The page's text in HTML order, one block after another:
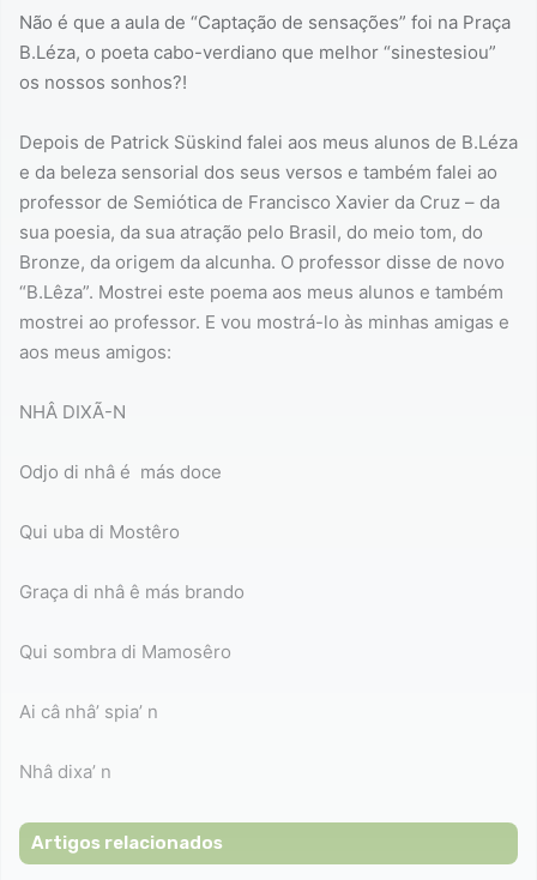
Não é que a aula de “Captação de sensações” foi na Praça
B.Léza, o poeta cabo-verdiano que melhor “sinestesiou”
os nossos sonhos?!
Depois de Patrick Süskind falei aos meus alunos de B.Léza
e da beleza sensorial dos seus versos e também falei ao
professor de Semiótica de Francisco Xavier da Cruz – da
sua poesia, da sua atração pelo Brasil, do meio tom, do
Bronze, da origem da alcunha. O professor disse de novo
“B.Lêza”. Mostrei este poema aos meus alunos e também
mostrei ao professor. E vou mostrá-lo às minhas amigas e
aos meus amigos:
NHÂ DIXÃ-N
Odjo di nhâ é más doce
Qui uba di Mostêro
Graça di nhâ ê más brando
Qui sombra di Mamosêro
Ai câ nhâ’ spia’ n
Nhâ dixa’ n
Artigos relacionados